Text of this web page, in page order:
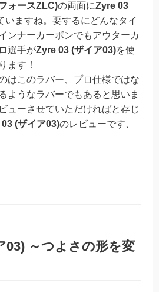
ォースZLC)の両面にZyre 03
いますね。要するにどんなタイ
ンナーカーボンでもアウターカ
選手がZyre 03 (ザイア03)を使
ます！
はこのラバー、プロ仕様ではな
ようなラバーでもあると思いま
ューさせていただければと存じ
(ザイア03)のレビューです、
03) ～つよさの形を変